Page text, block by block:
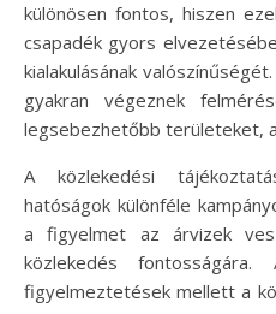
különösen fontos, hiszen
csapadék gyors
kialakulásának
gyakran végeznek
legsebezhetőbb területeket,
A közlekedési
hatóságok különféle
a figyelmet az árvizek
közlekedés
figyelmeztetések mellett a